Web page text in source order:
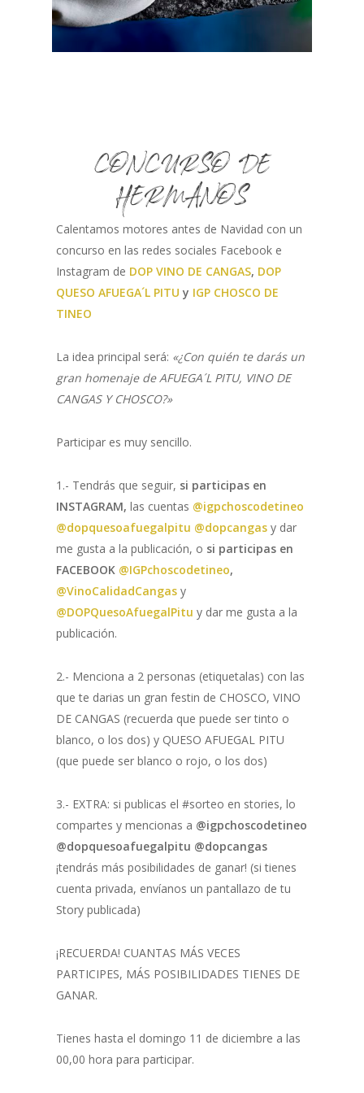
CONCURSO DE
HERMANOS
Calentamos motores antes de Navidad con un
concurso en las redes sociales Facebook e
Instagram de DOP VINO DE CANGAS, DOP
QUESO AFUEGA´L PITU y IGP CHOSCO DE
TINEO
La idea principal será: «¿Con quién te darás un
gran homenaje de AFUEGA´L PITU, VINO DE
CANGAS Y CHOSCO?»
Participar es muy sencillo.
1.- Tendrás que seguir, si participas en
INSTAGRAM, las cuentas @igpchoscodetineo
@dopquesoafuegalpitu @dopcangasy dar
me gusta a la publicación, o si participas en
FACEBOOK @IGPchoscodetineo,
@VinoCalidadCangasy
@DOPQuesoAfuegalPitu y dar me gusta a la
publicación.
2.- Menciona a 2 personas (etiquetalas) con las
que te darias un gran festin de CHOSCO, VINO
DE CANGAS (recuerda que puede ser tinto o
blanco, o los dos) y QUESO AFUEGAL PITU
(que puede ser blanco o rojo, o los dos)
3.- EXTRA: si publicas el #sorteo en stories, lo
compartes y mencionas a @igpchoscodetineo
@dopquesoafuegalpitu @dopcangas
¡tendrás más posibilidades de ganar! (si tienes
cuenta privada, envíanos un pantallazo de tu
Story publicada)
¡RECUERDA! CUANTAS MÁS VECES
PARTICIPES, MÁS POSIBILIDADES TIENES DE
GANAR.
Tienes hasta el domingo 11 de diciembre a las
00,00 hora para participar.